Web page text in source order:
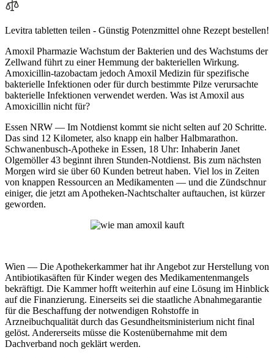
Levitra tabletten teilen - Günstig Potenzmittel ohne Rezept bestellen!
Amoxil Pharmazie Wachstum der Bakterien und des Wachstums der
Zellwand führt zu einer Hemmung der bakteriellen Wirkung.
Amoxicillin-tazobactam jedoch Amoxil Medizin für spezifische
bakterielle Infektionen oder für durch bestimmte Pilze verursachte
bakterielle Infektionen verwendet werden. Was ist Amoxil aus
Amoxicillin nicht für?
Essen NRW — Im Notdienst kommt sie nicht selten auf 20 Schritte.
Das sind 12 Kilometer, also knapp ein halber Halbmarathon.
Schwanenbusch-Apotheke in Essen, 18 Uhr: Inhaberin Janet
Olgemöller 43 beginnt ihren Stunden-Notdienst. Bis zum nächsten
Morgen wird sie über 60 Kunden betreut haben. Viel los in Zeiten
von knappen Ressourcen an Medikamenten — und die Zündschnur
einiger, die jetzt am Apotheken-Nachtschalter auftauchen, ist kürzer
geworden.
Wien — Die Apothekerkammer hat ihr Angebot zur Herstellung von
Antibiotikasäften für Kinder wegen des Medikamentenmangels
bekräftigt. Die Kammer hofft weiterhin auf eine Lösung im Hinblick
auf die Finanzierung. Einerseits sei die staatliche Abnahmegarantie
für die Beschaffung der notwendigen Rohstoffe in
Arzneibuchqualität durch das Gesundheitsministerium nicht final
gelöst. Andererseits müsse die Kostenübernahme mit dem
Dachverband noch geklärt werden.